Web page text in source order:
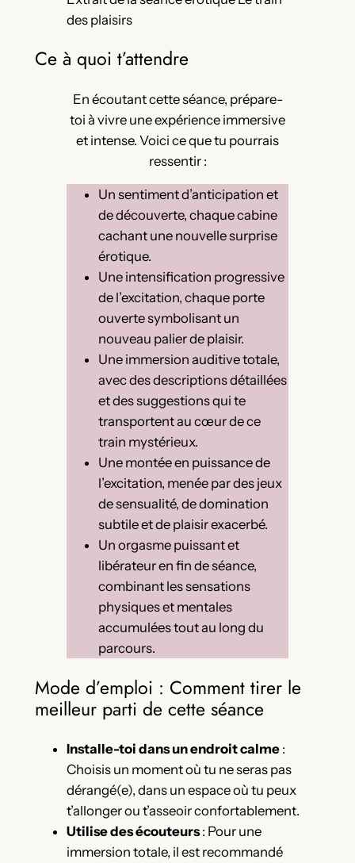
des plaisirs
Ce à quoi t’attendre
En écoutant cette séance, prépare-
toi à vivre une expérience immersive
et intense. Voici ce que tu pourrais
ressentir :
Un sentiment d’anticipation et
de découverte, chaque cabine
cachant une nouvelle surprise
érotique.
Une intensification progressive
de l’excitation, chaque porte
ouverte symbolisant un
nouveau palier de plaisir.
Une immersion auditive totale,
avec des descriptions détaillées
et des suggestions qui te
transportent au cœur de ce
train mystérieux.
Une montée en puissance de
l’excitation, menée par des jeux
de sensualité, de domination
subtile et de plaisir exacerbé.
Un orgasme puissant et
libérateur en fin de séance,
combinant les sensations
physiques et mentales
accumulées tout au long du
parcours.
Mode d’emploi : Comment tirer le
meilleur parti de cette séance
Installe-toi dans un endroit calme:
Choisis un moment où tu ne seras pas
dérangé(e), dans un espace où tu peux
t’allonger ou t’asseoir confortablement.
Utilise des écouteurs: Pour une
immersion totale, il est recommandé